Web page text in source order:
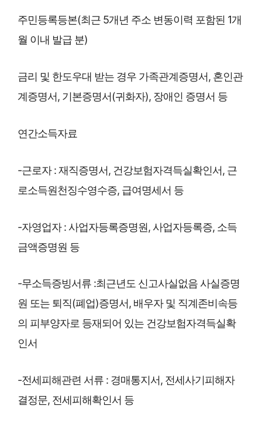
주민등록등본(최근 5개년 주소 변동이력 포함된 1개
월 이내 발급 분)
금리 및 한도우대 받는 경우 가족관계증명서, 혼인관
계증명서, 기본증명서(귀화자), 장애인 증명서 등
연간소득자료
-근로자 : 재직증명서, 건강보험자격득실확인서, 근
로소득원천징수영수증, 급여명세서 등
-자영업자 : 사업자등록증명원, 사업자등록증, 소득
금액증명원 등
-무소득증빙서류 :최근년도 신고사실없음 사실증명
원 또는 퇴직(폐업)증명서, 배우자 및 직계존비속등
의 피부양자로 등재되어 있는 건강보험자격득실확
인서
-전세피해관련 서류 : 경매통지서, 전세사기피해자
결정문, 전세피해확인서 등